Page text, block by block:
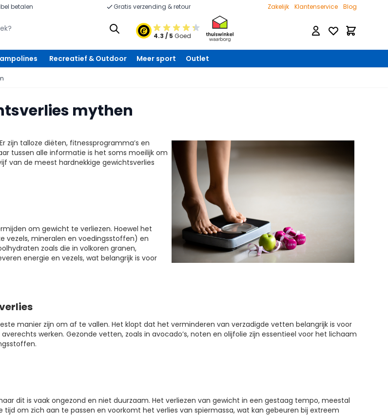
betalen Gratis verzending & retour Zakelijk Klantenservice Blog
4.3 / 5 Goed
Verlanglijst
Recreatief & Outdoor Meer sport Outlet
mythen
zijn talloze diëten, fitnessprogramma’s en
tussen alle informatie is het soms moeilijk om
van de meest hardnekkige gewichtsverlies
om gewicht te verliezen. Hoewel het
vezels, mineralen en voedingsstoffen) en
zoals die in volkoren granen,
energie en vezels, wat belangrijk is voor
manier zijn om af te vallen. Het klopt dat het verminderen van verzadigde vetten belangrijk is voor
werken. Gezonde vetten, zoals in avocado’s, noten en olijfolie zijn essentieel voor het lichaam
dit is vaak ongezond en niet duurzaam. Het verliezen van gewicht in een gestaag tempo, meestal
om zich aan te passen en voorkomt het verlies van spiermassa, wat kan gebeuren bij extreem